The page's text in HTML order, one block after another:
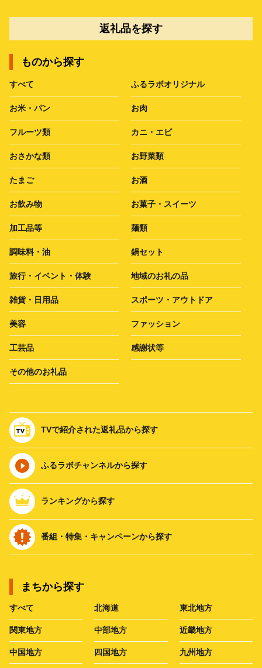
返礼品を探す
ものから探す
すべて ふるラボオリジナル
お米・パン お肉
フルーツ類 カニ・エビ
おさかな類 お野菜類
たまご お酒
お飲み物 お菓子・スイーツ
加工品等 麺類
調味料・油 鍋セット
旅行・イベント・体験 地域のお礼の品
雑貨・日用品 スポーツ・アウトドア
美容 ファッション
工芸品 感謝状等
その他のお礼品
TVで紹介された返礼品から探す
ふるラボチャンネルから探す
ランキングから探す
番組・特集・キャンペーンから探す
まちから探す
すべて 北海道 東北地方
関東地方 中部地方 近畿地方
中国地方 四国地方 九州地方